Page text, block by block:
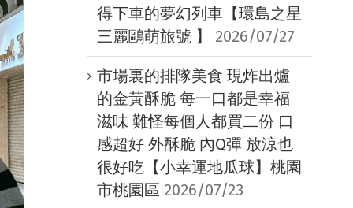
得下車的夢幻列車【環島之星
三麗鷗萌旅號 】
2026/07/27
市場裏的排隊美食 現炸出爐
的金黃酥脆 每一口都是幸福
滋味 難怪每個人都買二份 口
感超好 外酥脆 內Q彈 放涼也
很好吃【小幸運地瓜球】桃園
市桃園區 2026/07/23